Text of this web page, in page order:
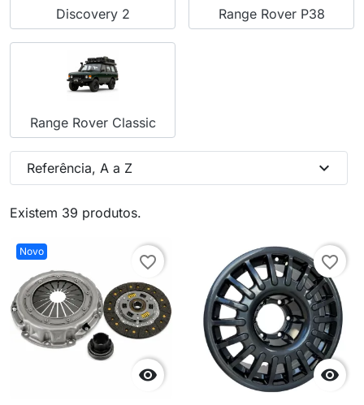
Discovery 2 Range Rover P38
Range Rover Classic
Existem 39 produtos.
Referência, A a Z expand_more
Novo

favorite_border

favorite_border